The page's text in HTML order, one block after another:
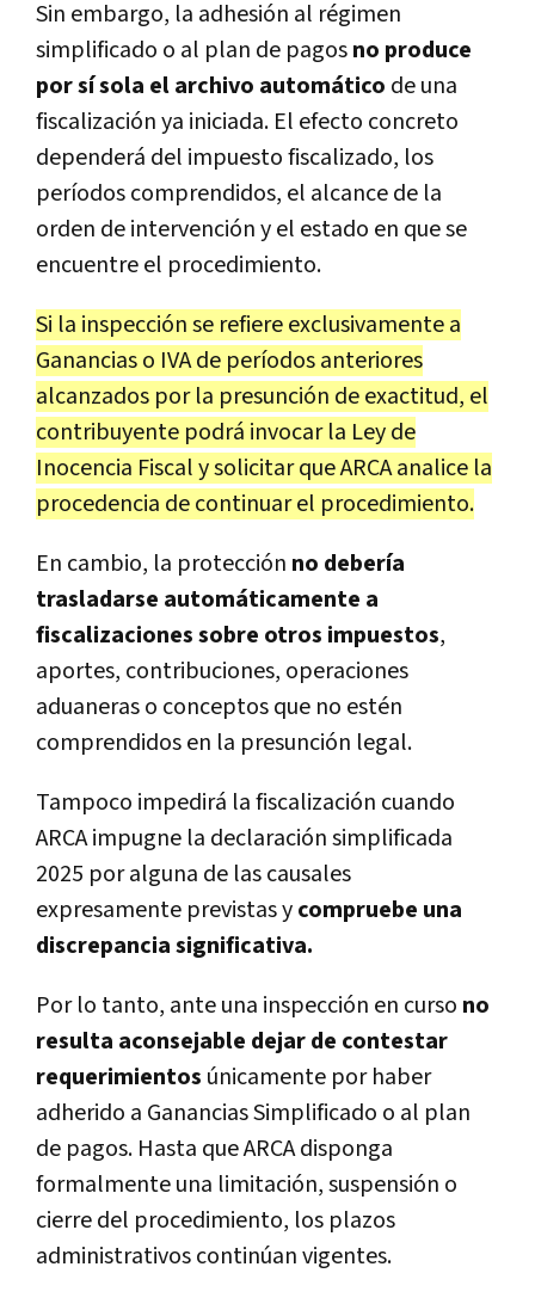
Sin embargo, la adhesión al régimen
simplificado o al plan de pagosno produce
por sí sola el archivo automático de una
fiscalización ya iniciada. El efecto concreto
dependerá del impuesto fiscalizado, los
períodos comprendidos, el alcance de la
orden de intervención y el estado en que se
encuentre el procedimiento.
Si la inspección se refiere exclusivamente a
Ganancias o IVA de períodos anteriores
alcanzados por la presunción de exactitud, el
contribuyente podrá invocar la Ley de
Inocencia Fiscal y solicitar que ARCA analice la
procedencia de continuar el procedimiento.
En cambio, la protección no debería
trasladarse automáticamente a
fiscalizaciones sobre otros impuestos,
aportes, contribuciones, operaciones
aduaneras o conceptos que no estén
comprendidos en la presunción legal.
Tampoco impedirá la fiscalización cuando
ARCA impugne la declaración simplificada
2025 por alguna de las causales
expresamente previstas ycompruebe una
discrepancia significativa.
Por lo tanto, ante una inspección en curso no
resulta aconsejable dejar de contestar
requerimientos únicamente por haber
adherido a Ganancias Simplificado o al plan
de pagos. Hasta que ARCA disponga
formalmente una limitación, suspensión o
cierre del procedimiento, los plazos
administrativos continúan vigentes.